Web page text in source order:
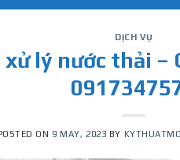
DỊCH VỤ
xử lý nước thải –
ON 9 MAY, 2023 BY